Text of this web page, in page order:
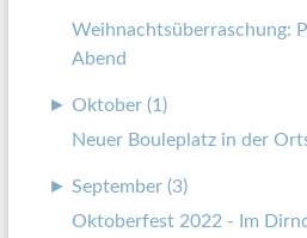
Weihnachtsüberraschung:
Abend
► Oktober (1)
Neuer Bouleplatz in der
► September (3)
Oktoberfest 2022 - Im